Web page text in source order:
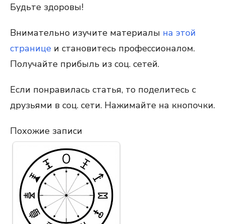
Будьте здоровы!
Внимательно изучите материалы на этой
странице и становитесь профессионалом.
Получайте прибыль из соц. сетей.
Если понравилась статья, то поделитесь с
друзьями в соц. сети. Нажимайте на кнопочки.
Похожие записи